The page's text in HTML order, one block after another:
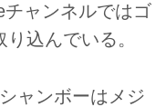
チャンネルではゴ
込んでいる。
ャンボーはメジ